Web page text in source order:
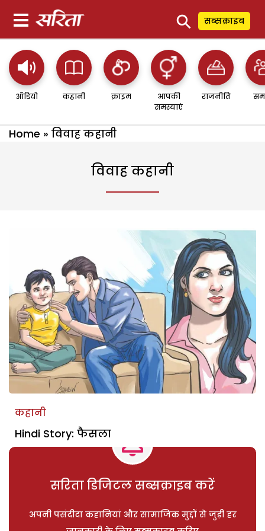
⚲ सब्सक्राइब
ऑडियो कहानी क्राइम
आपकी
समस्याएं
राजनीति
Home » विवाह कहानी
विवाह कहानी
कहानी
Hindi Story: फैसला
सरिता डिजिटल सब्सक्राइब करें
अपनी पसंदीदा कहानियां और सामाजिक मुद्दों से जुड़ी हर